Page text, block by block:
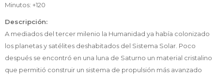
Minutos: +120
Descripción:
A mediados del tercer milenio la Humanidad ya había colonizado
los planetas y satélites deshabitados del Sistema Solar. Poco
después se encontró en una luna de Saturno un material cristalino
que permitió construir un sistema de propulsión más avanzado